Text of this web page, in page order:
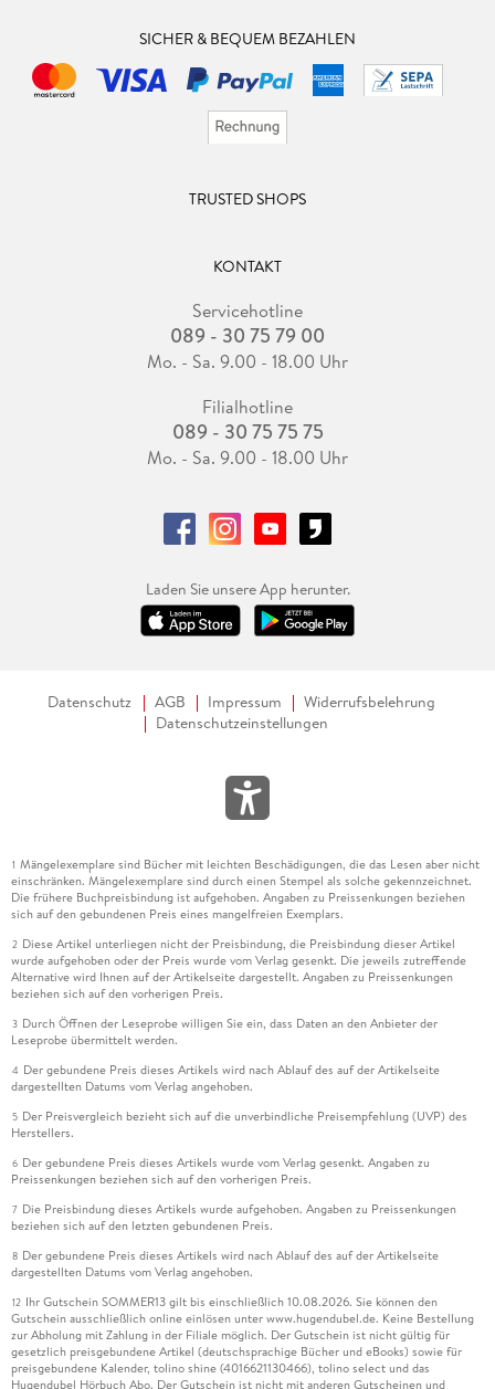
SICHER & BEQUEM BEZAHLEN
TRUSTED SHOPS
KONTAKT
Servicehotline
089 - 30 75 79 00
Mo. - Sa. 9.00 - 18.00 Uhr
Filialhotline
089 - 30 75 75 75
Mo. - Sa. 9.00 - 18.00 Uhr
Laden Sie unsere App herunter.
Datenschutz AGB Impressum
Widerrufsbelehrung
Datenschutzeinstellungen
1 Mängelexemplare sind Bücher mit leichten Beschädigungen, die das Lesen aber nicht
einschränken. Mängelexemplare sind durch einen Stempel als solche gekennzeichnet.
Die frühere Buchpreisbindung ist aufgehoben. Angaben zu Preissenkungen beziehen
sich auf den gebundenen Preis eines mangelfreien Exemplars.
2 Diese Artikel unterliegen nicht der Preisbindung, die Preisbindung dieser Artikel
wurde aufgehoben oder der Preis wurde vom Verlag gesenkt. Die jeweils zutreffende
Alternative wird Ihnen auf der Artikelseite dargestellt. Angaben zu Preissenkungen
beziehen sich auf den vorherigen Preis.
3 Durch Öffnen der Leseprobe willigen Sie ein, dass Daten an den Anbieter der
Leseprobe übermittelt werden.
4 Der gebundene Preis dieses Artikels wird nach Ablauf des auf der Artikelseite
dargestellten Datums vom Verlag angehoben.
5 Der Preisvergleich bezieht sich auf die unverbindliche Preisempfehlung (UVP) des
Herstellers.
6 Der gebundene Preis dieses Artikels wurde vom Verlag gesenkt. Angaben zu
Preissenkungen beziehen sich auf den vorherigen Preis.
7 Die Preisbindung dieses Artikels wurde aufgehoben. Angaben zu Preissenkungen
beziehen sich auf den letzten gebundenen Preis.
8 Der gebundene Preis dieses Artikels wird nach Ablauf des auf der Artikelseite
dargestellten Datums vom Verlag angehoben.
12 Ihr Gutschein SOMMER13 gilt bis einschließlich 10.08.2026. Sie können den
Gutschein ausschließlich online einlösen unter www.hugendubel.de. Keine Bestellung
zur Abholung mit Zahlung in der Filiale möglich. Der Gutschein ist nicht gültig für
gesetzlich preisgebundene Artikel (deutschsprachige Bücher und eBooks) sowie für
preisgebundene Kalender, tolino shine (4016621130466), tolino select und das
Hugendubel Hörbuch Abo. Der Gutschein ist nicht mit anderen Gutscheinen und